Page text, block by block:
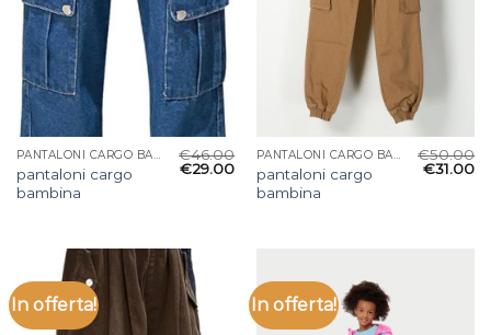
PANTALONI CARGO BAMBINA
pantaloni cargo
bambina
€46.00
€29.00
PANTALONI CARGO BAMBINA
pantaloni cargo
bambina
€50.00
€31.00
In offerta! In offerta!